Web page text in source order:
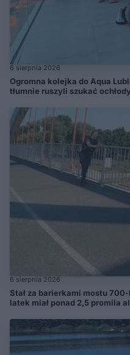
6 sierpnia 2026
Ogromna kolejka do Aqua
tłumnie ruszyli szukać
6 sierpnia 2026
Stał za barierkami mostu
latek miał ponad 2,5 promila